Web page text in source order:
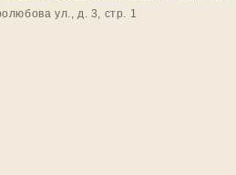
ул., д. 3, стр. 1